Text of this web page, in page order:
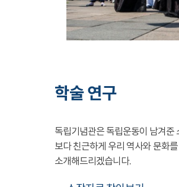
학술 연구
독립기념관은 독립운동이 남겨준
보다 친근하게 우리 역사와 문화
소개해드리겠습니다.